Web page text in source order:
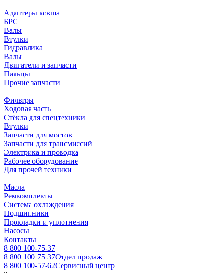
Адаптеры ковша
БРС
Валы
Втулки
Гидравлика
Валы
Двигатели и запчасти
Пальцы
Прочие запчасти
Фильтры
Ходовая часть
Стёкла для спецтехники
Втулки
Запчасти для мостов
Запчасти для трансмиссий
Электрика и проводка
Рабочее оборудование
Для прочей техники
Масла
Ремкомплекты
Система охлаждения
Подшипники
Прокладки и уплотнения
Насосы
Контакты
8 800 100-75-37
8 800 100-75-37Отдел продаж
8 800 100-57-62Сервисный центр